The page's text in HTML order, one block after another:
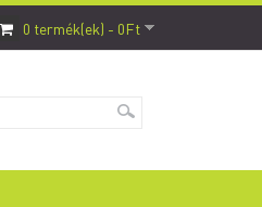
0 termék(ek) - 0Ft